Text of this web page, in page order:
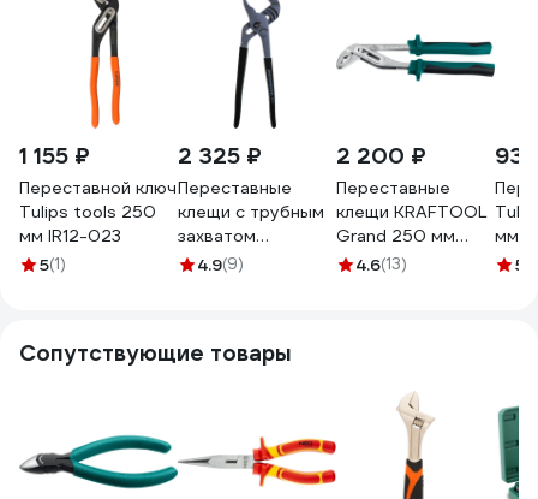
1 155 ₽
Переставной ключ
Tulips tools 250
мм IR12-023
5(1)
2 325 ₽
Переставные
клещи с трубным
захватом
Jonnesway P2710
4.9(9)
2 200 ₽
Переставные
клещи KRAFTOOL
Grand 250 мм
22011-10-25
4.6(13)
мм
5
Сопутствующие товары